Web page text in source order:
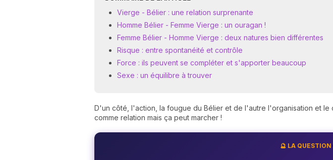
Vierge - Bélier : une relation surprenante
Homme Bélier - Femme Vierge : un ouragan !
Femme Bélier - Homme Vierge : deux natures bien différentes
Risque : entre spontanéité et contrôle
Force : ils peuvent se compléter et s'apporter beaucoup
Sexe : un équilibre à trouver
D'un côté, l'action, la fougue du Bélier et de l'autre l'organisation et le
comme relation mais ça peut marcher !
🔮 LA